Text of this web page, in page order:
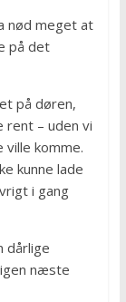
nød meget at
på det
på døren,
rent – uden vi
komme.
kunne lade
i gang
dårlige
næste